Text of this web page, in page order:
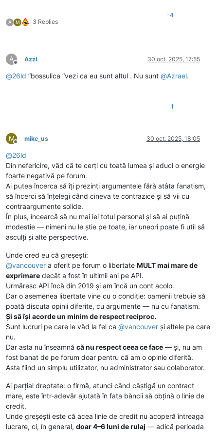
A M 3 Replies
-4
A
Deconectat
Azzl 30 oct. 2025, 17:55
@26ld “bossulica “vezi ca eu sunt altul . Nu sunt @Azrael.
1
M
Deconectat
mike_us 30 oct. 2025, 18:05
@26ld
Din nefericire, văd că te cerți cu toată lumea și aduci o energie
foarte negativă pe forum.
Ai putea încerca să îți prezinți argumentele fără atâta fanatism,
să încerci să înțelegi când cineva te contrazice și să vii cu
contraargumente solide.
În plus, încearcă să nu mai iei totul personal și să ai puțină
modestie — nimeni nu le știe pe toate, iar uneori poate fi util să
asculți și alte perspective.
Unde cred eu că greșești:
@vancouver a oferit pe forum o libertate MULT mai mare de
exprimare decât a fost în ultimii ani pe API.
Urmăresc API încă din 2019 și am încă un cont acolo.
Dar o asemenea libertate vine cu o condiție: oamenii trebuie să
poată discuta opinii diferite, cu argumente — nu cu fanatism.
Și să își acorde un minim de respect reciproc.
Sunt lucruri pe care le văd la fel ca @vancouver și altele pe care
nu.
Dar asta nu înseamnă că nu respect ceea ce face — și, nu am
fost banat de pe forum doar pentru că am o opinie diferită.
Asta fiind un simplu utilizator, nu administrator sau colaborator.
Ai parțial dreptate: o firmă, atunci când câștigă un contract
mare, este într-adevăr ajutată în fața băncii să obțină o linie de
credit.
Unde greșești este că acea linie de credit nu acoperă întreaga
lucrare, ci, în general, doar 4–6 luni de rulaj — adică perioada